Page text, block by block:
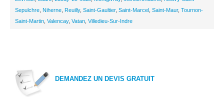
Sepulchre Niherne Reuilly, Saint-Gaultier, Saint-Marcel Saint-Maur, Tournon-
Saint-Martin Valencay, Vatan Villedieu-Sur-Indre
DEMANDEZ UN DEVIS GRATUIT